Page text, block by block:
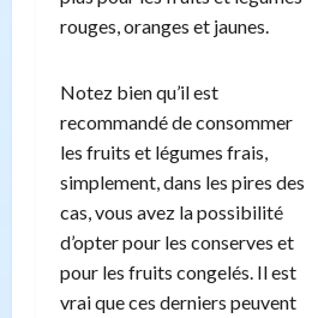
rouges, oranges et jaunes.
Notez bien qu’il est
recommandé de consommer
les fruits et légumes frais,
simplement, dans les pires des
cas, vous avez la possibilité
d’opter pour les conserves et
pour les fruits congelés. Il est
vrai que ces derniers peuvent